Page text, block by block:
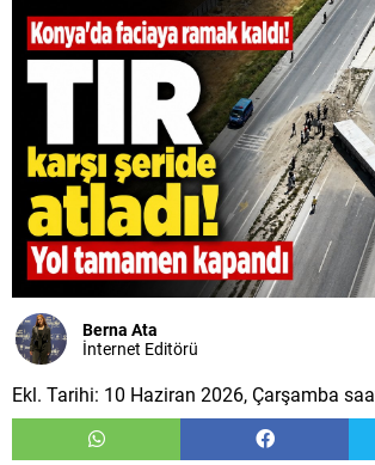
Berna Ata
İnternet Editörü
Ekl. Tarihi: 10 Haziran 2026, Çarşamba